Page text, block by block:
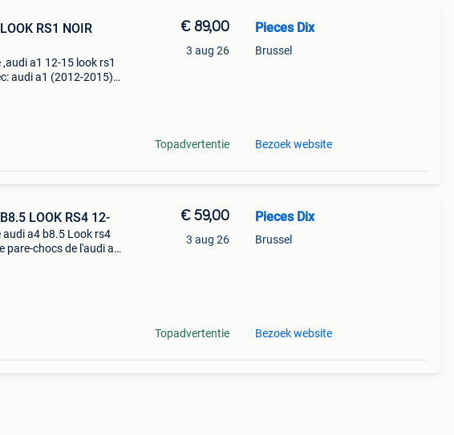
RS1 NOIR
a1 12-15 look rs1
audi a1 (2012-2015)
€ 89,00
3 aug 26
Topadvertentie
Pieces Dix
Brussel
Bezoek website
LOOK RS4 12-
audi a4 b8.5 Look rs4
pare-chocs de l'audi a1
€ 59,00
3 aug 26
Topadvertentie
Pieces Dix
Brussel
Bezoek website